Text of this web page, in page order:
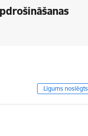
Līgums noslēgts